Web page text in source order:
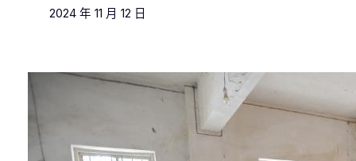
2024 年 11 月 12 日